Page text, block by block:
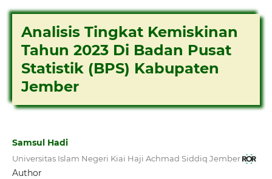
Analisis Tingkat Kemiskinan
Tahun 2023 Di Badan Pusat
Statistik (BPS) Kabupaten
Jember
Samsul Hadi
Universitas Islam Negeri Kiai Haji Achmad Siddiq Jember
Author